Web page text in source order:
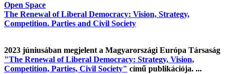
Open Space
The Renewal of Liberal Democracy: Vision, Strategy,
Competition. Parties and Civil Society
2023 júniusában megjelent a Magyarországi Európa Társaság
"The Renewal of Liberal Democracy: Strategy, Vision,
Competition, Parties, Civil Society" című publikációja. ...